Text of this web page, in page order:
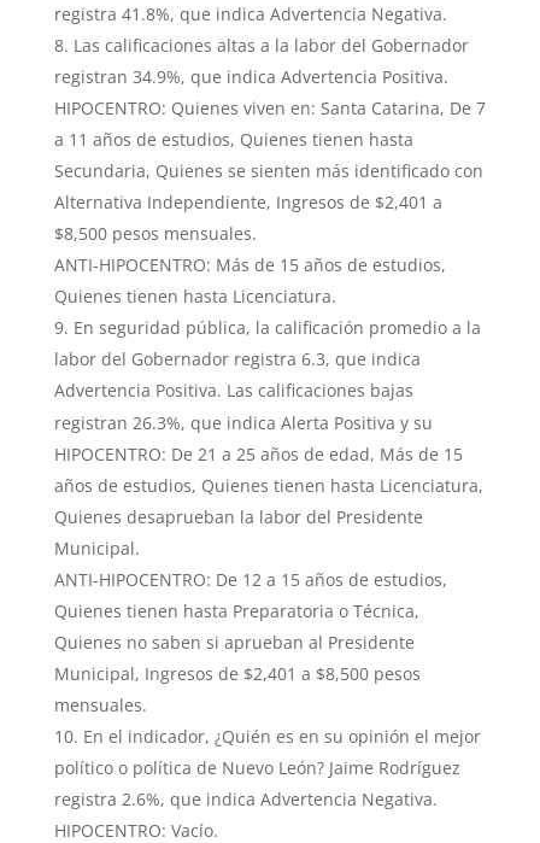
registra 41.8%, que indica Advertencia Negativa.
Las calificaciones altas a la labor del Gobernador
registran 34.9%, que indica Advertencia Positiva.
HIPOCENTRO: Quienes viven en: Santa Catarina, De 7
a 11 años de estudios, Quienes tienen hasta
Secundaria, Quienes se sienten más identificado con
Alternativa Independiente, Ingresos de $2,401 a
$8,500 pesos mensuales.
ANTI-HIPOCENTRO: Más de 15 años de estudios,
Quienes tienen hasta Licenciatura.
En seguridad pública, la calificación promedio a la
labor del Gobernador registra 6.3, que indica
Advertencia Positiva. Las calificaciones bajas
registran 26.3%, que indica Alerta Positiva y su
HIPOCENTRO: De 21 a 25 años de edad, Más de 15
años de estudios, Quienes tienen hasta Licenciatura,
Quienes desaprueban la labor del Presidente
Municipal.
ANTI-HIPOCENTRO: De 12 a 15 años de estudios,
Quienes tienen hasta Preparatoria o Técnica,
Quienes no saben si aprueban al Presidente
Municipal, Ingresos de $2,401 a $8,500 pesos
mensuales.
En el indicador, ¿Quién es en su opinión el mejor
político o política de Nuevo León? Jaime Rodríguez
registra 2.6%, que indica Advertencia Negativa.
HIPOCENTRO: Vacío.